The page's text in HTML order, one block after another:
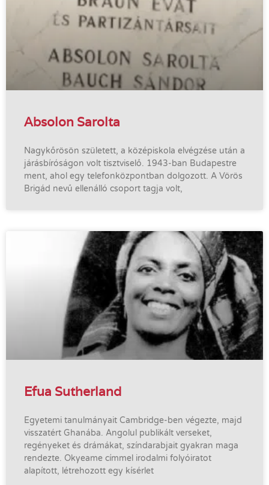
Absolon Sarolta
Nagykőrösön született, a középiskola elvégzése után a
járásbíróságon volt tisztviselő. 1943-ban Budapestre
ment, ahol egy telefonközpontban dolgozott. A Vörös
Brigád nevű ellenálló csoport tagja volt,
Efua Sutherland
Egyetemi tanulmányait Cambridge-ben végezte, majd
visszatért Ghanába. Angolul publikált verseket,
regényeket és drámákat, színdarabjait gyakran maga
rendezte. Okyeame címmel irodalmi folyóiratot
alapított, létrehozott egy kísérlet